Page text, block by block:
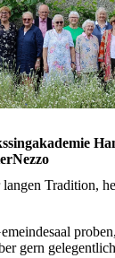
Tradition,
gern